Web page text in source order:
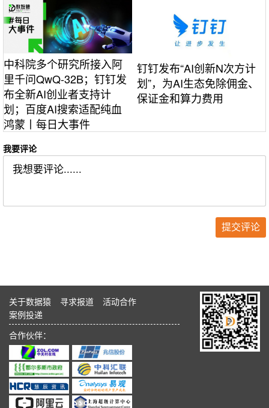
中科院多个研究所接入阿
里千问QwQ-32B；钉钉发
布全新AI创业者支持计
划；百度AI搜索适配纯血
鸿蒙丨每日大事件
钉钉发布“AI创新N次方计
划”，为AI生态免除佣金、
保证金和算力费用
我要评论
关于数据猿 寻求报道
活动合作
案例投递
合作伙伴：